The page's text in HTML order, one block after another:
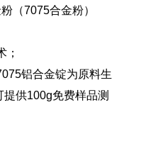
（7075合金粉）
；
铝合金锭为原料生
供100g免费样品测